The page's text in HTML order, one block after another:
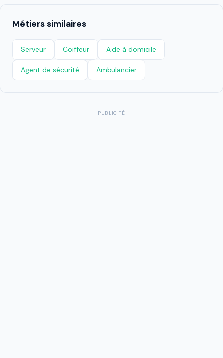
Métiers similaires
Serveur Coiffeur Aide à domicile
Agent de sécurité Ambulancier
PUBLICITÉ